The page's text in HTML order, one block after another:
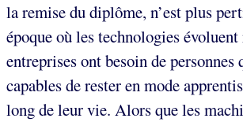
la remise du diplôme, n’est plus
époque où les technologies
entreprises ont besoin de personnes
capables de rester en mode
long de leur vie. Alors que les